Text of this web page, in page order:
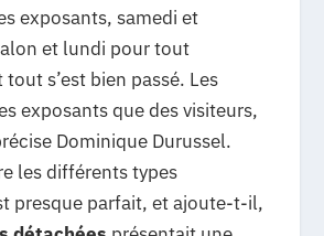
exposants, samedi et
et lundi pour tout
s’est bien passé. Les
exposants que des visiteurs,
Dominique Durussel.
les différents types
presque parfait, et ajoute-t-il,